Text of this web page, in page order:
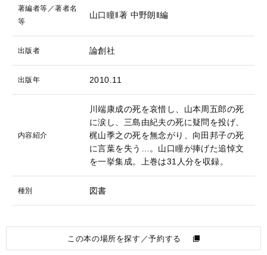
著編者等／著者名
等
山口瞳‖著 中野朗‖編
出版者 論創社
出版年 2010.11
内容紹介
川端康成の死を哀惜し、山本周五郎の死
に涙し、三島由紀夫の死に疑問を投げ、
梶山季之の死を無念がり、向田邦子の死
に言葉を失う…。山口瞳が捧げた追悼文
を一挙集成。上巻は31人分を収録。
種別 図書
この本の場所を探す／予約する